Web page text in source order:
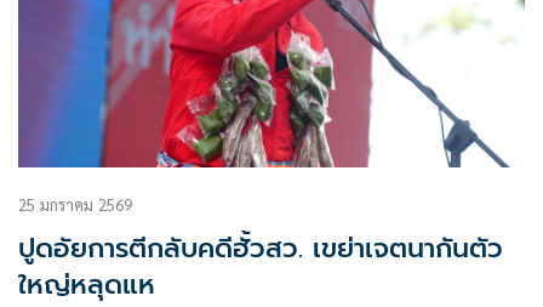
25 มกราคม 2569
ปูดอัยการตีกลับคดีฮั้วสว. เขย่าเจตนากันตัว
ใหญ่หลุดแห